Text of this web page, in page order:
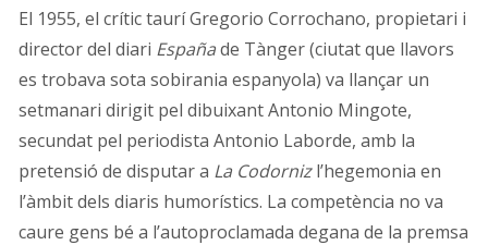
El 1955, el crític taurí Gregorio Corrochano, propietari i
director del diari Españade Tànger (ciutat que llavors
es trobava sota sobirania espanyola) va llançar un
setmanari dirigit pel dibuixant Antonio Mingote,
secundat pel periodista Antonio Laborde, amb la
pretensió de disputar a La Codornizl’hegemonia en
l’àmbit dels diaris humorístics. La competència no va
caure gens bé a l’autoproclamada degana de la premsa